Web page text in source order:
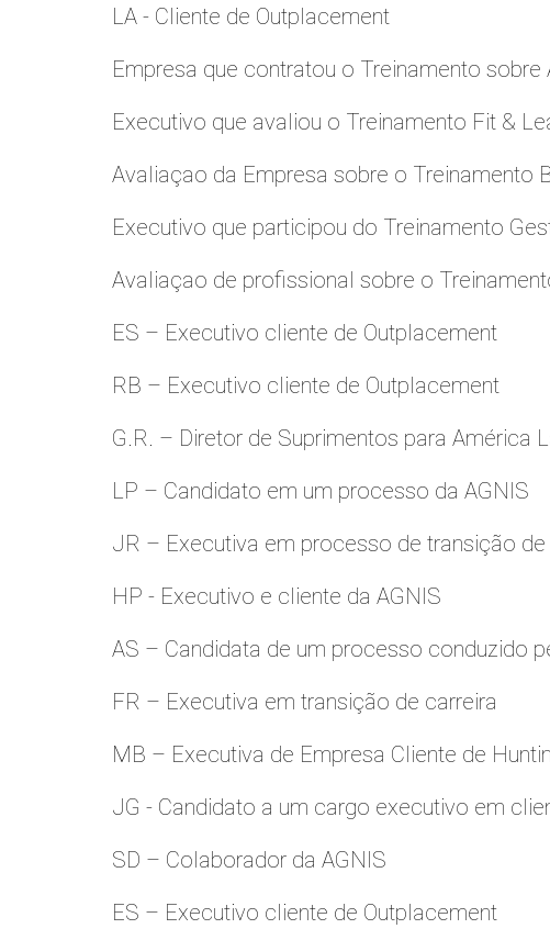
LA - Cliente de Outplacement
Empresa que contratou o Treinamento
Executivo que avaliou o Treinamento Fit &
Avaliaçao da Empresa sobre o Treinamento
Executivo que participou do Treinamento
Avaliaçao de profissional sobre o
ES – Executivo cliente de Outplacement
RB – Executivo cliente de Outplacement
G.R. – Diretor de Suprimentos para América
LP – Candidato em um processo da AGNIS
JR – Executiva em processo de transição de
HP - Executivo e cliente da AGNIS
AS – Candidata de um processo conduzido
FR – Executiva em transição de carreira
MB – Executiva de Empresa Cliente de
JG - Candidato a um cargo executivo em
SD – Colaborador da AGNIS
ES – Executivo cliente de Outplacement